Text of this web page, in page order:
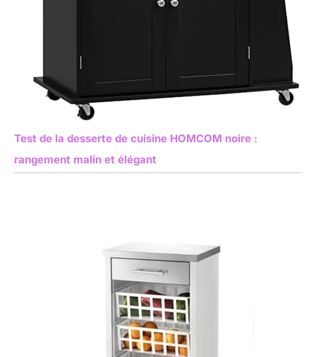
Test de la desserte de cuisine HOMCOM noire :
rangement malin et élégant